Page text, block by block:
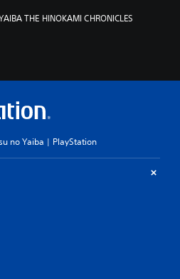
THE HINOKAMI CHRONICLES
no Yaiba | PlayStation